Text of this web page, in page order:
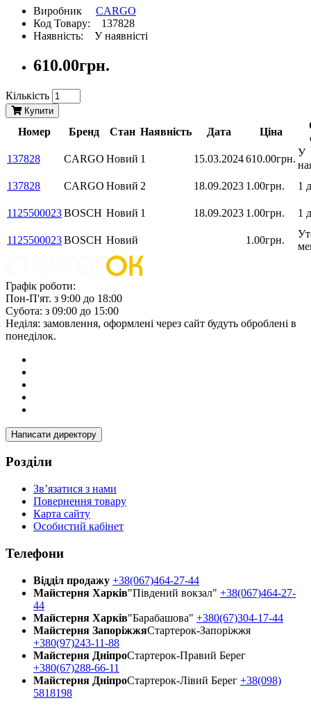
Виробник CARGO
Код Товару: 137828
Наявність: У наявністі
610.00грн.
Кількість
Купити
Номер Бренд Стан Наявність Дата Ціна
137828
CARGO Новий 1 15.03.2024610.00грн.
У
137828
CARGO Новий 2 18.09.2023 1.00грн. 1
1125500023BOSCH Новий 1 18.09.2023 1.00грн. 1
1125500023BOSCH Новий 1.00грн.
Графік роботи:
Пон-П'ят. з 9:00 до 18:00
Субота: з 09:00 до 15:00
Неділя: замовлення, оформлені через сайт будуть оброблені в
понеділок.
Написати директору
Розділи
Зв’язатися з нами
Повернення товару
Карта сайту
Особистий кабінет
Телефони
Відділ продажу +38(067)464-27-44
Майстерня Харків"Південий вокзал" +38(067)464-27-
44
Майстерня Харків"Барабашова" +380(67)304-17-44
Майстерня ЗапоріжжяСтартерок-Запоріжжя
+380(97)243-11-88
Майстерня ДнiпроСтартерок-Правий Берег
+380(67)288-66-11
Майстерня ДнiпроСтартерок-Лівий Берег +38(098)
5818198